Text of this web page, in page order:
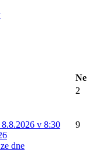
Ne
2
v 8:30
dne
9